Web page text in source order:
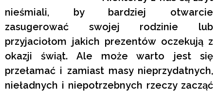
nieśmiali, by bardziej otwarcie
zasugerować swojej rodzinie lub
przyjaciołom jakich prezentów oczekują z
okazji świąt. Ale może warto jest się
przełamać i zamiast masy nieprzydatnych,
nieładnych i niepotrzebnych rzeczy zacząć